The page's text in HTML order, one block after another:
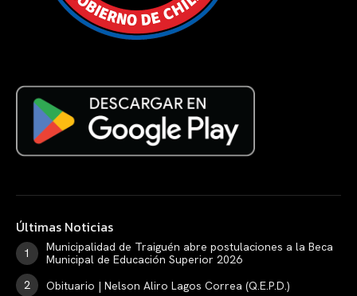
Últimas Noticias
Municipalidad de Traiguén abre postulaciones a la Beca
Municipal de Educación Superior 2026
Obituario | Nelson Aliro Lagos Correa (Q.E.P.D.)